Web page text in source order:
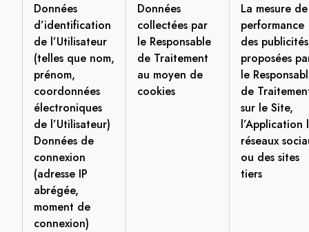
Données
d’identification
de l’Utilisateur
(telles que nom,
prénom,
coordonnées
électroniques
de l’Utilisateur)
Données de
connexion
(adresse IP
abrégée,
moment de
connexion)
Données
collectées par
le Responsable
de Traitement
au moyen de
cookies
La mesure
performance
des publicités
proposées
le
de
sur le Site,
l’Application
réseaux
ou des sites
tiers